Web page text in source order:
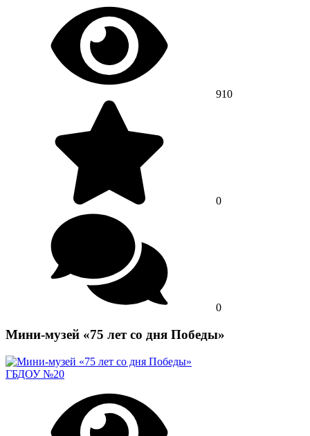
910
0
0
Мини-музей «75 лет со дня Победы»
ГБДОУ №20